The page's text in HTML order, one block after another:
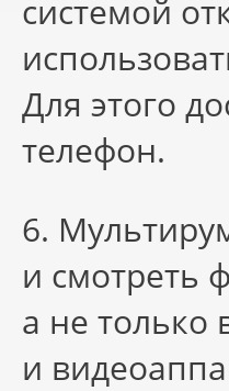
системой
Для этого
телефон.
6.
и смотреть
а не только
и